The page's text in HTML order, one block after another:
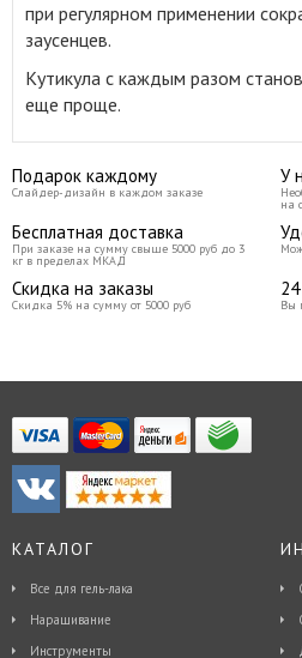
при регулярном применении
заусенцев.
Кутикула с каждым разом
еще проще.
Подарок каждому
Слайдер-дизайн в каждом заказе
У
на
Бесплатная доставка
При заказе на сумму свыше 5000 руб до 3
кг в пределах МКАД
Скидка на заказы
Скидка 5% на сумму от 5000 руб Вы
КАТАЛОГ
Все для гель-лака
Наращивание
Инструменты